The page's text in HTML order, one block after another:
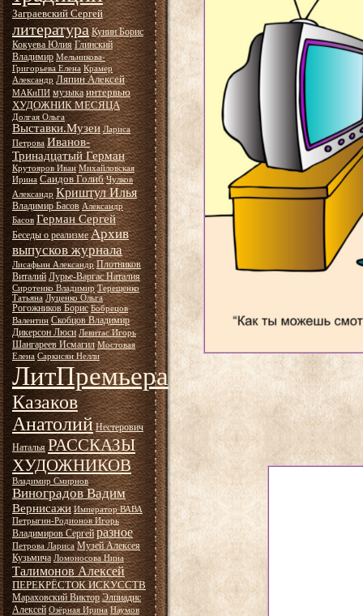
Заграевский Сергей
литература Кунин Борис
Кокуева Юлия Глинский
Владимир Мельникова-
Григорьева Елена Крамер
Александр Ляпин Алексей
МАКиПИ музыка интервью
ХУДОЖНИК МЕСЯЦА
Долгая Ольга
Выставки.Музеи Лариса
Петрова Иванов-
Тринадцатый Герман
Крутояров Иван Михайловская
Ирина Саидов Голиб Чулков
Александр Криштул Илья
Владимир Басов Александр
Басов Герман Сергей
Беседы о реализме Архив
выпусков журнала
Лисафьин Александр Плотников
Виталий Лурье-Варгас Наталия
Сиротенко Владимир Терещенко
Татьяна Луценко Ольга
Рогожников Борис Бобрецов
Валентин Скобцов Владимир
Дикерсон Люси Левитас Игорь
Шангареев Исмагил Мостовая
Елена Саркисян Нелли
ЛитПремьера
Казаков
Анатолий Нестерович
Наталья РАССКАЗЫ
ХУДОЖНИКОВ
Владимир Смирнов
Виноградов Вадим
Вернисажи Император ВАВА
Петрыгин-Родионов Игорь
Владимиров Сергей разное
Петрова Лариса Музей Алексея
Кузьмича Ломоносова Нина
Талимонов Алексей
ПЕРЕКРЁСТОК ИСКУССТВ
Мараховский Виктор Элпиадис
Алексей Озёрная Ирина Наумов